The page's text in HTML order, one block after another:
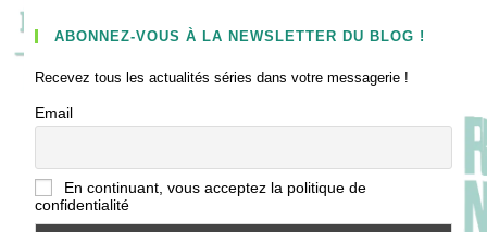
ABONNEZ-VOUS À LA NEWSLETTER DU BLOG !
Recevez tous les actualités séries dans votre messagerie !
Email
En continuant, vous acceptez la politique de
confidentialité